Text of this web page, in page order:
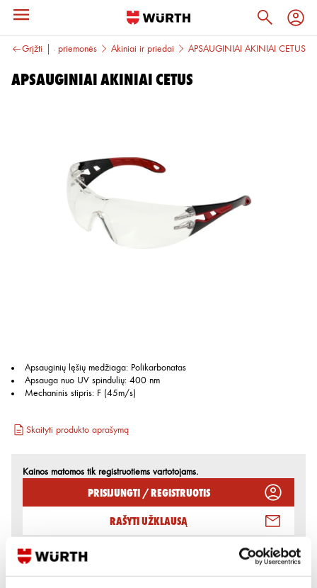
Grįžti
apsaugos priemonės Akiniai ir priedai APSAUGINIAI AKINIAI CETUS
APSAUGINIAI AKINIAI CETUS
Apsauginių lęšių medžiaga: Polikarbonatas
Apsauga nuo UV spindulių: 400 nm
Mechaninis stipris: F (45m/s)
Skaityti produkto aprašymą
Kainos matomos tik registruotiems vartotojams.
Prisijungti / Registruotis
Rašyti užklausą